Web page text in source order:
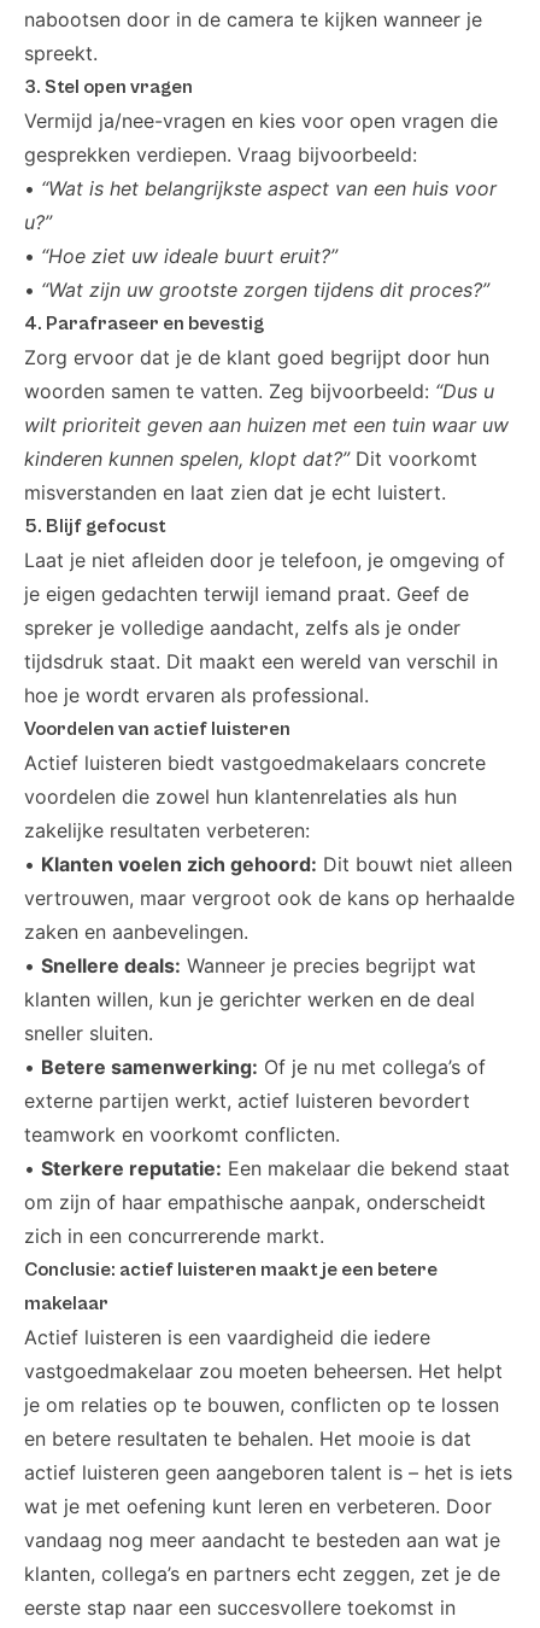
nabootsen door in de camera te kijken wanneer je
spreekt.
3. Stel open vragen
Vermijd ja/nee-vragen en kies voor open vragen die
gesprekken verdiepen. Vraag bijvoorbeeld:
• “Wat is het belangrijkste aspect van een huis voor
u?”
• “Hoe ziet uw ideale buurt eruit?”
• “Wat zijn uw grootste zorgen tijdens dit proces?”
4. Parafraseer en bevestig
Zorg ervoor dat je de klant goed begrijpt door hun
woorden samen te vatten. Zeg bijvoorbeeld: “Dus u
wilt prioriteit geven aan huizen met een tuin waar uw
kinderen kunnen spelen, klopt dat?”Dit voorkomt
misverstanden en laat zien dat je echt luistert.
5. Blijf gefocust
Laat je niet afleiden door je telefoon, je omgeving of
je eigen gedachten terwijl iemand praat. Geef de
spreker je volledige aandacht, zelfs als je onder
tijdsdruk staat. Dit maakt een wereld van verschil in
hoe je wordt ervaren als professional.
Voordelen van actief luisteren
Actief luisteren biedt vastgoedmakelaars concrete
voordelen die zowel hun klantenrelaties als hun
zakelijke resultaten verbeteren:
• Klanten voelen zich gehoord: Dit bouwt niet alleen
vertrouwen, maar vergroot ook de kans op herhaalde
zaken en aanbevelingen.
• Snellere deals: Wanneer je precies begrijpt wat
klanten willen, kun je gerichter werken en de deal
sneller sluiten.
• Betere samenwerking: Of je nu met collega’s of
externe partijen werkt, actief luisteren bevordert
teamwork en voorkomt conflicten.
• Sterkere reputatie: Een makelaar die bekend staat
om zijn of haar empathische aanpak, onderscheidt
zich in een concurrerende markt.
Conclusie: actief luisteren maakt je een betere
makelaar
Actief luisteren is een vaardigheid die iedere
vastgoedmakelaar zou moeten beheersen. Het helpt
je om relaties op te bouwen, conflicten op te lossen
en betere resultaten te behalen. Het mooie is dat
actief luisteren geen aangeboren talent is – het is iets
wat je met oefening kunt leren en verbeteren. Door
vandaag nog meer aandacht te besteden aan wat je
klanten, collega’s en partners echt zeggen, zet je de
eerste stap naar een succesvollere toekomst in